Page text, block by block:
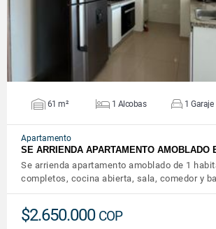
61 m² 1 Alcobas 1 Garaje
Apartamento
SE ARRIENDA APARTAMENTO
Se arrienda apartamento amoblado de 1
completos, cocina abierta, sala, comedor y
$2.650.000 COP